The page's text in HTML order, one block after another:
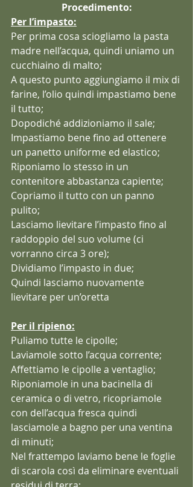
Procedimento:
Per l’impasto:
Per prima cosa sciogliamo la pasta
madre nell’acqua, quindi uniamo un
cucchiaino di malto;
A questo punto aggiungiamo il mix di
farine, l’olio quindi impastiamo bene
il tutto;
Dopodiché addizioniamo il sale;
Impastiamo bene fino ad ottenere
un panetto uniforme ed elastico;
Riponiamo lo stesso in un
contenitore abbastanza capiente;
Copriamo il tutto con un panno
pulito;
Lasciamo lievitare l’impasto fino al
raddoppio del suo volume (ci
vorranno circa 3 ore);
Dividiamo l’impasto in due;
Quindi lasciamo nuovamente
lievitare per un’oretta
Per il ripieno:
Puliamo tutte le cipolle;
Laviamole sotto l’acqua corrente;
Affettiamo le cipolle a ventaglio;
Riponiamole in una bacinella di
ceramica o di vetro, ricopriamole
con dell’acqua fresca quindi
lasciamole a bagno per una ventina
di minuti;
Nel frattempo laviamo bene le foglie
di scarola così da eliminare eventuali